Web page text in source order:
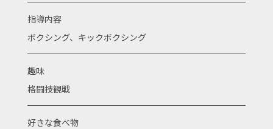
指導内容
ボクシング、キックボクシング
趣味
格闘技観戦
好きな食べ物